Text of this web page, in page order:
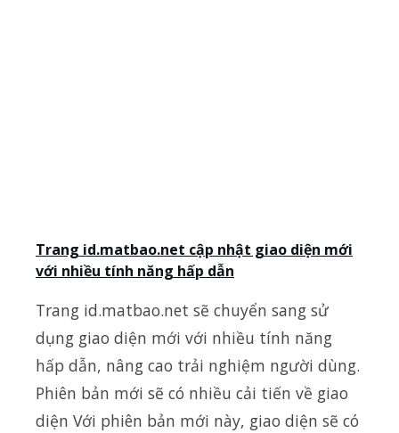
Trang id.matbao.net cập nhật giao diện mới
với nhiều tính năng hấp dẫn
Trang id.matbao.net sẽ chuyển sang sử
dụng giao diện mới với nhiều tính năng
hấp dẫn, nâng cao trải nghiệm người dùng.
Phiên bản mới sẽ có nhiều cải tiến về giao
diện Với phiên bản mới này, giao diện sẽ có